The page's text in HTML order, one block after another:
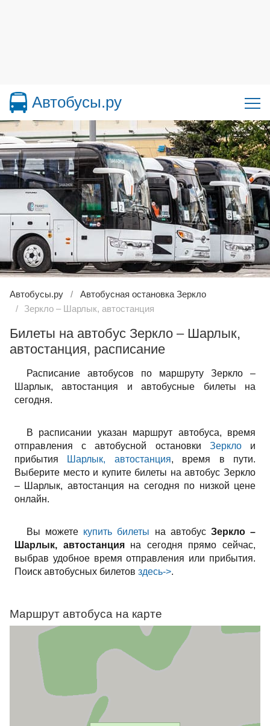
Автобусы.ру
Автобусы.ру
Автобусная остановка Зеркло
Зеркло – Шарлык, автостанция
Билеты на автобус Зеркло – Шарлык,
автостанция, расписание
Расписание автобусов по маршруту Зеркло –
Шарлык, автостанция и автобусные билеты на
сегодня.
В расписании указан маршрут автобуса, время
отправления с автобусной остановки Зерклои
прибытия
Шарлык, автостанция, время в пути.
Выберите место и купите билеты на автобус Зеркло
– Шарлык, автостанция на сегодня по низкой цене
онлайн.
Вы можете купить билеты на автобус Зеркло –
Шарлык, автостанцияна сегодня прямо сейчас,
выбрав удобное время отправления или прибытия.
Поиск автобусных билетов здесь->.
Маршрут автобуса на карте